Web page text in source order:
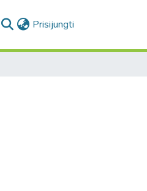
Prisijungti